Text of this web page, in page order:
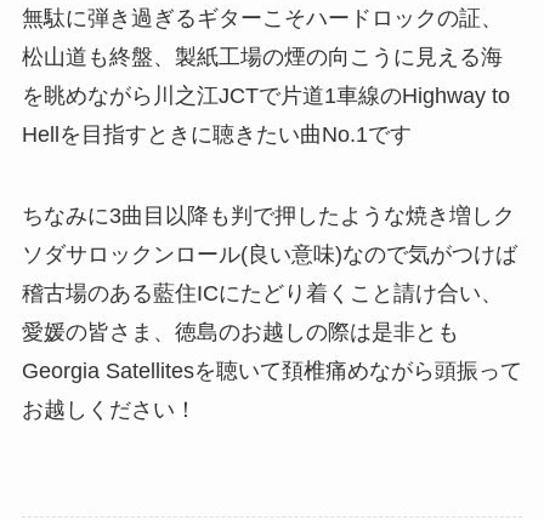
無駄に弾き過ぎるギターこそハードロックの証、
松山道も終盤、製紙工場の煙の向こうに見える海
を眺めながら川之江JCTで片道1車線のHighway to
Hellを目指すときに聴きたい曲No.1です
ちなみに3曲目以降も判で押したような焼き増しク
ソダサロックンロール(良い意味)なので気がつけば
稽古場のある藍住ICにたどり着くこと請け合い、
愛媛の皆さま、徳島のお越しの際は是非とも
Georgia Satellitesを聴いて頚椎痛めながら頭振って
お越しください！